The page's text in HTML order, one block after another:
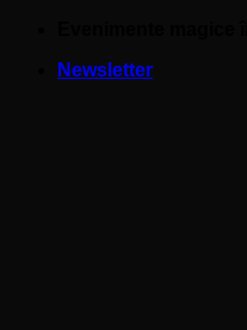
contentNewsletter